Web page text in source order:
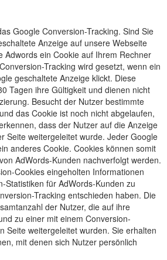
Google Conversion-Tracking. Sind Sie
Anzeige auf unsere Webseite
Adwords ein Cookie auf Ihrem Rechner
Tracking wird gesetzt, wenn ein
geschaltete Anzeige klickt. Diese
Tagen ihre Gültigkeit und dienen nicht
Besucht der Nutzer bestimmte
das Cookie ist noch nicht abgelaufen,
dass der Nutzer auf die Anzeige
Seite weitergeleitet wurde. Jeder Google
anderes Cookie. Cookies können somit
AdWords-Kunden nachverfolgt werden.
Cookies eingeholten Informationen
Statistiken für AdWords-Kunden zu
Tracking entschieden haben. Die
der Nutzer, die auf ihre
zu einer mit einem Conversion-
Seite weitergeleitet wurden. Sie erhalten
mit denen sich Nutzer persönlich